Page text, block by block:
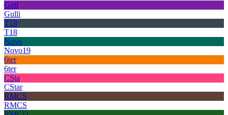
Gull
Gulli
T18
T18
Novo
Novo19
6ter
6ter
CSta
CStar
RMCS
RMCS